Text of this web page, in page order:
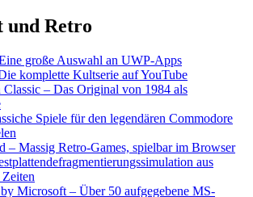
und Retro
große Auswahl an UWP-Apps
komplette Kultserie auf YouTube
Classic – Das Original von 1984 als
Spiele für den legendären Commodore
– Massig Retro-Games, spielbar im Browser
aus
Microsoft – Über 50 aufgegebene MS-